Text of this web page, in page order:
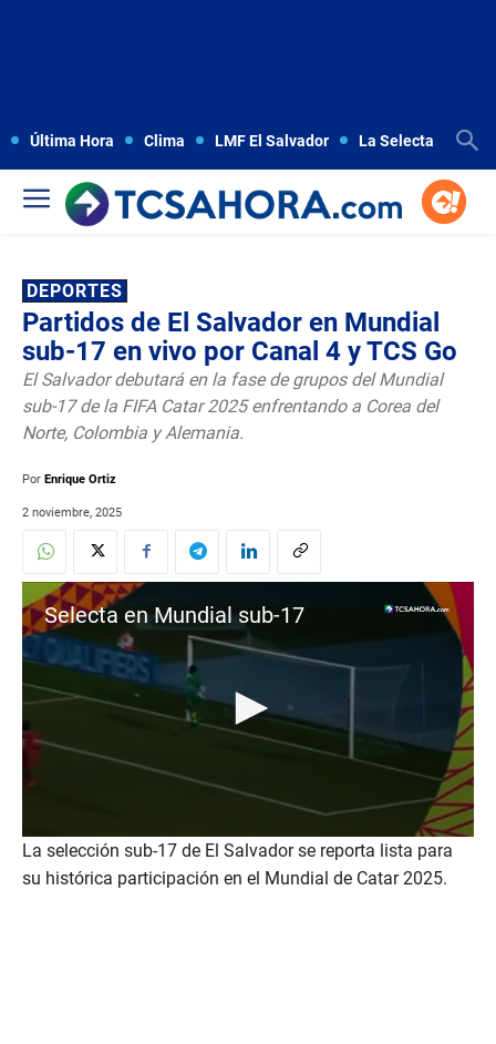
Última Hora Clima LMF El Salvador La Selecta
DEPORTES
Partidos de El Salvador en Mundial
sub-17 en vivo por Canal 4 y TCS Go
El Salvador debutará en la fase de grupos del Mundial
sub-17 de la FIFA Catar 2025 enfrentando a Corea del
Norte, Colombia y Alemania.
Por Enrique Ortiz
2 noviembre, 2025
Selecta en Mundial sub-17
0
s
e
La selección sub-17 de El Salvador se reporta lista para
su histórica participación en el Mundial de Catar 2025.